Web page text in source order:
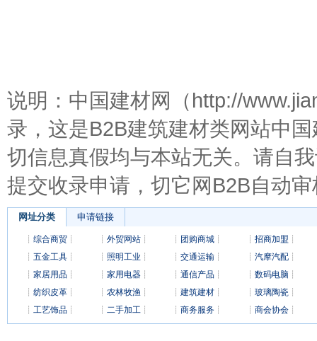
说明：中国建材网（http://
录，这是B2B建筑建材类网站中
切信息真假均与本站无关。请自
提交收录申请，切它网B2B自动
网址分类 申请链接
┊ 综合商贸 ┊ ┊ 外贸网站 ┊ ┊ 团购商城 ┊ ┊ 招商加盟 ┊
┊ 五金工具 ┊ ┊ 照明工业 ┊ ┊ 交通运输 ┊ ┊ 汽摩汽配┊
┊ 家居用品 ┊ ┊ 家用电器 ┊ ┊ 通信产品 ┊ ┊ 数码电脑 ┊
┊ 纺织皮革 ┊ ┊ 农林牧渔 ┊ ┊ 建筑建材 ┊ ┊ 玻璃陶瓷┊
┊ 工艺饰品 ┊ ┊ 二手加工 ┊ ┊ 商务服务 ┊ ┊ 商会协会┊